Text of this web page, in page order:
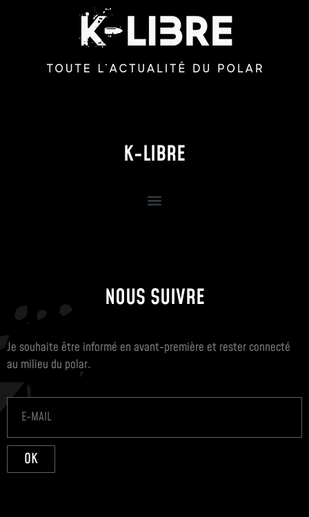
K-LIBRE
NOUS SUIVRE
Je souhaite être informé en avant-première et rester connecté
au milieu du polar.
OK